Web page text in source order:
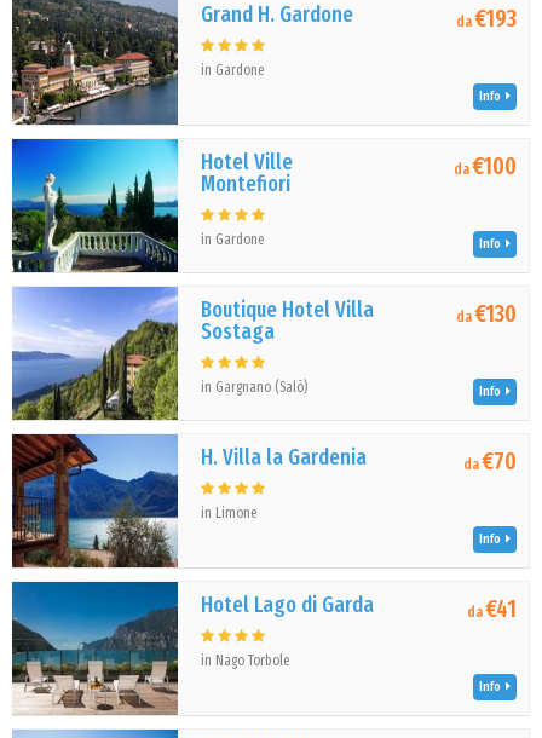
Grand H. Gardone
in Gardone
da€193
Info
Hotel Ville
Montefiori
in Gardone
da€100
Info
Boutique Hotel Villa
Sostaga
in Gargnano (Salò)
da€130
Info
H. Villa la Gardenia
in Limone
da€70
Info
Hotel Lago di Garda
in Nago Torbole
da€41
Info